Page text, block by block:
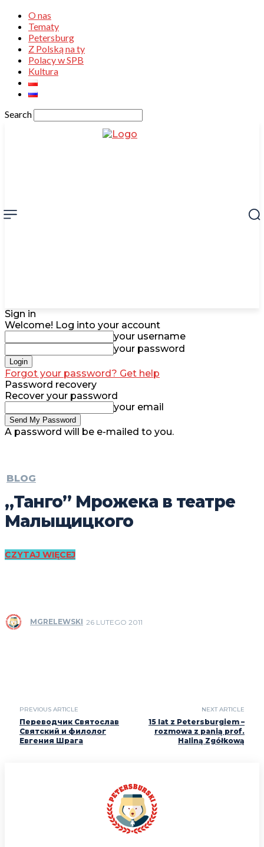
O nas
Tematy
Petersburg
Z Polską na ty
Polacy w SPB
Kultura
Search
Sign in
Welcome! Log into your account
your username
your password
Forgot your password? Get help
Password recovery
Recover your password
your email
A password will be e-mailed to you.
BLOG
„Танго” Мрожека в театре
Малыщицкого
CZYTAJ WIĘCEJ
MGRELEWSKI 26 LUTEGO 2011
PREVIOUS ARTICLE
Переводчик Святослав
Святский и филолог
Евгения Шрага
NEXT ARTICLE
15 lat z Petersburgiem –
rozmowa z panią prof.
Haliną Zgółkową